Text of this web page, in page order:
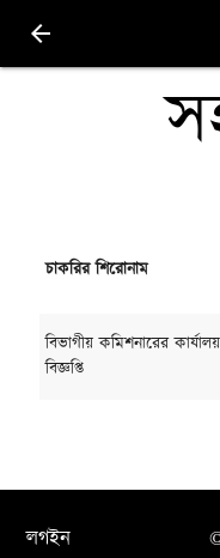
arrow_back
চাকরির শিরোনাম
বিভাগীয় কমিশনারের
বিজ্ঞপ্তি
লগইন